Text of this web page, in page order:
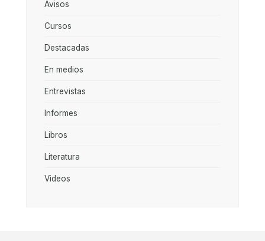
Avisos
Cursos
Destacadas
En medios
Entrevistas
Informes
Libros
Literatura
Videos